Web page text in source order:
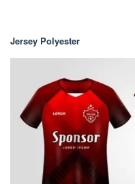
Jersey Polyester